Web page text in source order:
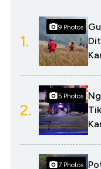
1.
9 Photos
2.
5 Photos
7 Photos